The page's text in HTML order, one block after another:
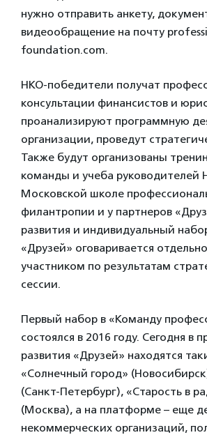
нужно отправить анкету,
видеообращение на почту
foundation.com.
НКО-победители получат
консультации финансистов и
проанализируют программную
организации, проведут
Также будут организованы
команды и учеба руководителей
Московской школе
филантропии и у партнеров
развития и индивидуальный
«Друзей» оговаривается
участником по результатам
сессии.
Первый набор в «Команду
состоялся в 2016 году. Сегодня в
развития «Друзей» находятся
«Солнечный город»
(Санкт-Петербург), «Старость в
(Москва), а на платформе – еще
некоммерческих организаций,